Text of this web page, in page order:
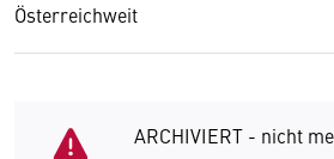
Österreichweit
ARCHIVIERT - nicht